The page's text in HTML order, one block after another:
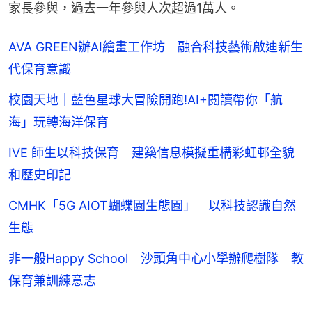
家長參與，過去一年參與人次超過1萬人。
AVA GREEN辦AI繪畫工作坊 融合科技藝術啟迪新生
代保育意識
校園天地｜藍色星球大冒險開跑!AI+閱讀帶你「航
海」玩轉海洋保育
IVE 師生以科技保育 建築信息模擬重構彩虹邨全貌
和歷史印記
CMHK「5G AIOT蝴蝶園生態園」 以科技認識自然
生態
非一般Happy School 沙頭角中心小學辦爬樹隊 教
保育兼訓練意志